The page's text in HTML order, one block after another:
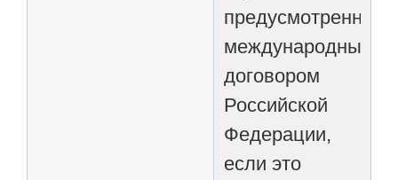
предусмотренных
международным
договором
Российской
Федерации,
если это